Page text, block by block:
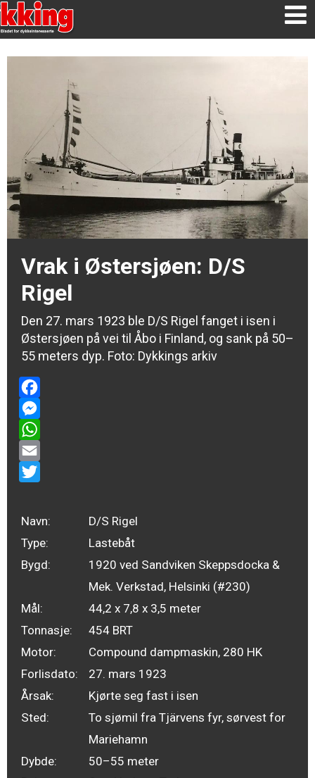
Vrak i Østersjøen: D/S
Rigel
Den 27. mars 1923 ble D/S Rigel fanget i isen i
Østersjøen på vei til Åbo i Finland, og sank på 50–
55 meters dyp. Foto: Dykkings arkiv
Facebook
Messenger
WhatsApp
Email
Navn:
D/S Rigel
Type:
Lastebåt
Bygd:
1920 ved Sandviken Skeppsdocka &
Mek. Verkstad, Helsinki (#230)
Mål:
44,2 x 7,8 x 3,5 meter
Tonnasje:
454 BRT
Motor:
Compound dampmaskin, 280 HK
Forlisdato:
27. mars 1923
Årsak:
Kjørte seg fast i isen
Sted:
To sjømil fra Tjärvens fyr, sørvest for
Mariehamn
Dybde:
50–55 meter